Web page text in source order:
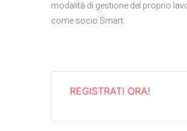
modalità di gestione del proprio
come socio Smart.
REGISTRATI ORA!